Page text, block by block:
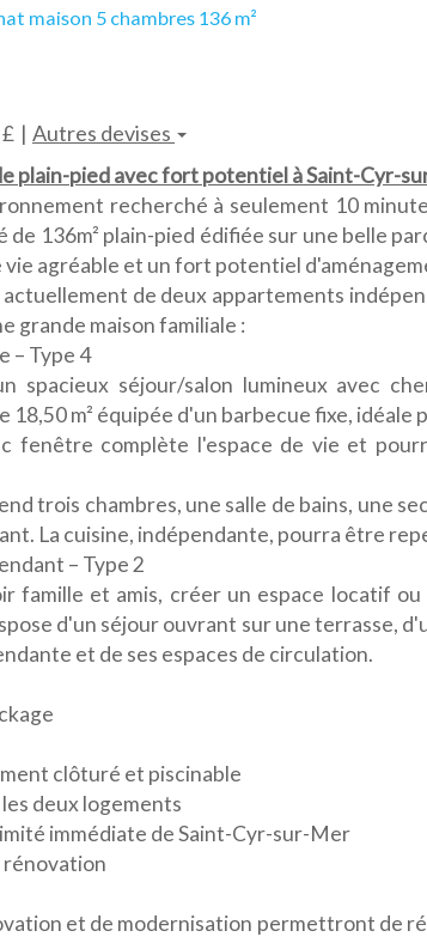
maison 5 chambres 136 m²
Autres devises
plain-pied avec fort potentiel à Saint-Cyr-
recherché à seulement 10
136m² plain-pied édifiée sur une belle
vie agréable et un fort potentiel
actuellement de deux appartements
grande maison familiale :
– Type 4
spacieux séjour/salon lumineux avec
m² équipée d'un barbecue fixe, idéale
fenêtre complète l'espace de vie et
trois chambres, une salle de bains, une
La cuisine, indépendante, pourra être
– Type 2
famille et amis, créer un espace locatif
d'un séjour ouvrant sur une terrasse,
et de ses espaces de circulation.
clôturé et piscinable
deux logements
immédiate de Saint-Cyr-sur-Mer
et de modernisation permettront de